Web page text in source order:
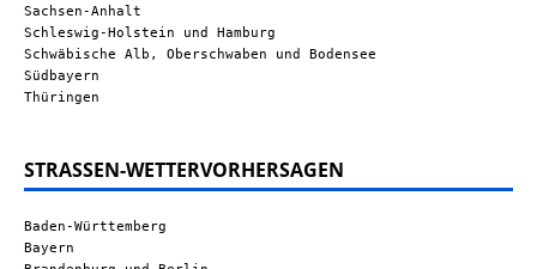
Sachsen-Anhalt
Schleswig-Holstein und Hamburg
Schwäbische Alb, Oberschwaben und Bodensee
Südbayern
Thüringen
STRASSEN-WETTERVORHERSAGEN
Baden-Württemberg
Bayern